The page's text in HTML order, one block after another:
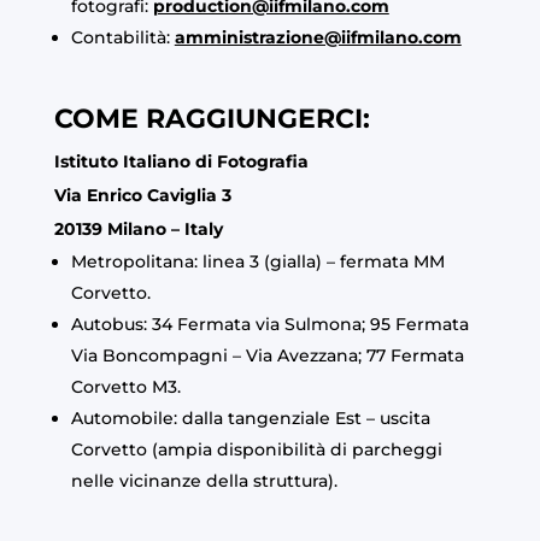
fotografi: production@iifmilano.com
Contabilità: amministrazione@iifmilano.com
COME RAGGIUNGERCI:
Istituto Italiano di Fotografia
Via Enrico Caviglia 3
20139 Milano – Italy
Metropolitana: linea 3 (gialla) – fermata MM
Corvetto.
Autobus: 34 Fermata via Sulmona; 95 Fermata
Via Boncompagni – Via Avezzana; 77 Fermata
Corvetto M3.
Automobile: dalla tangenziale Est – uscita
Corvetto (ampia disponibilità di parcheggi
nelle vicinanze della struttura).